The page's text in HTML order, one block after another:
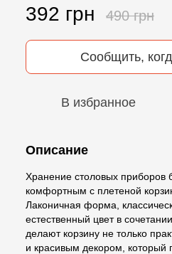
392 грн 490 грн
Сообщить,
В избранное
Описание
Хранение столовых приборов
комфортным с плетеной
Лаконичная форма,
естественный цвет в
делают корзину не только
и красивым декором,